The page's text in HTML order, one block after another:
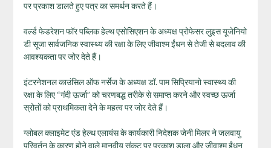
पर प्रकाश डालते हुए पत्र का समर्थन करते हैं।
वर्ल्ड फेडरेशन फॉर पब्लिक हेल्थ एसोसिएशन के अध्यक्ष प्रोफेसर लुइस यूजेनियो
डी सूजा सार्वजनिक स्वास्थ्य की रक्षा के लिए जीवाश्म ईंधन से तेजी से बदलाव की
आवश्यकता पर जोर देते हैं।
इंटरनेशनल काउंसिल ऑफ नर्सेज के अध्यक्ष डॉ. पाम सिप्रियानो स्वास्थ्य की
रक्षा के लिए “गंदी ऊर्जा” को चरणबद्ध तरीके से समाप्त करने और स्वच्छ ऊर्जा
स्रोतों को प्राथमिकता देने के महत्व पर जोर देते हैं।
ग्लोबल क्लाइमेट एंड हेल्थ एलायंस के कार्यकारी निदेशक जेनी मिलर ने जलवायु
परिवर्तन के कारण होने वाले मानवीय संकट पर प्रकाश डाला और जीवाश्म ईंधन